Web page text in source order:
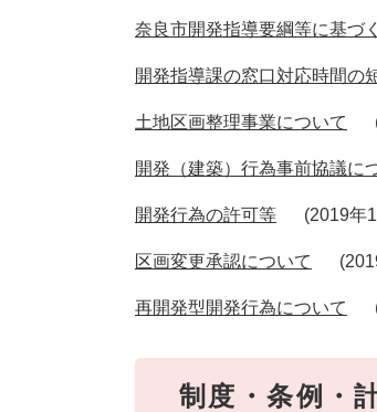
奈良市開発指導要綱等に基づ
開発指導課の窓口対応時間の
土地区画整理事業について
開発（建築）行為事前協議に
開発行為の許可等 2019年
区画変更承認について
再開発型開発行為について
制度・条例・